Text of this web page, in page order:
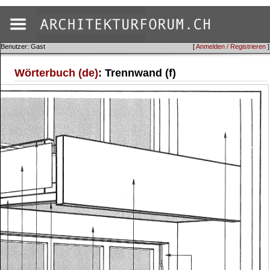
[Anmelden / Registrieren ]
Benutzer: Gast
Wörterbuch (de): Trennwand (f)